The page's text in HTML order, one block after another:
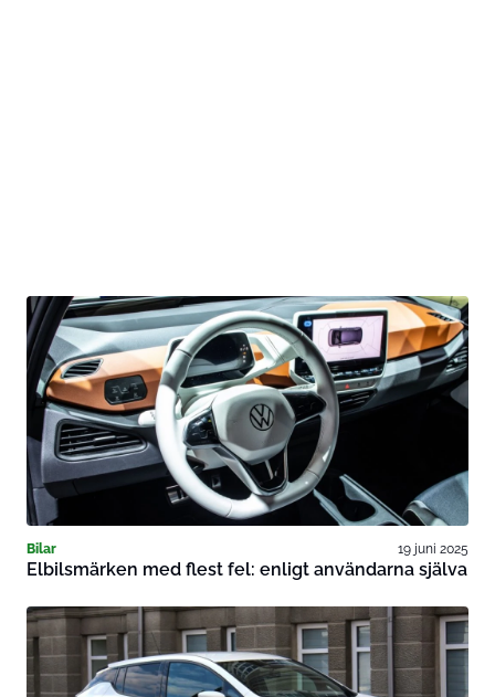
Bilar 19 juni 2025
Elbilsmärken med flest fel: enligt användarna själva